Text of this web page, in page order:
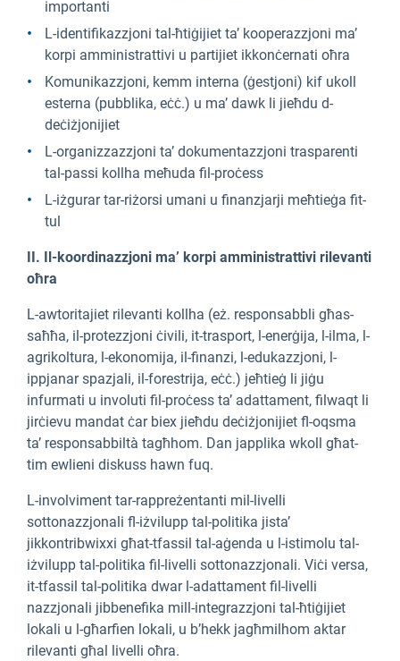
importanti
L-identifikazzjoni tal-ħtiġijiet ta’ kooperazzjoni ma’
korpi amministrattivi u partijiet ikkonċernati oħra
Komunikazzjoni, kemm interna (ġestjoni) kif ukoll
esterna (pubblika, eċċ.) u ma’ dawk li jieħdu d-
deċiżjonijiet
L-organizzazzjoni ta’ dokumentazzjoni trasparenti
tal-passi kollha meħuda fil-proċess
L-iżgurar tar-riżorsi umani u finanzjarji meħtieġa fit-
tul
II. Il-koordinazzjoni ma’ korpi amministrattivi rilevanti
oħra
L-awtoritajiet rilevanti kollha (eż. responsabbli għas-
saħħa, il-protezzjoni ċivili, it-trasport, l-enerġija, l-ilma, l-
agrikoltura, l-ekonomija, il-finanzi, l-edukazzjoni, l-
ippjanar spazjali, il-forestrija, eċċ.) jeħtieġ li jiġu
infurmati u involuti fil-proċess ta’ adattament, filwaqt li
jirċievu mandat ċar biex jieħdu deċiżjonijiet fl-oqsma
ta’ responsabbiltà tagħhom. Dan japplika wkoll għat-
tim ewlieni diskuss hawn fuq.
L-involviment tar-rappreżentanti mil-livelli
sottonazzjonali fl-iżvilupp tal-politika jista’
jikkontribwixxi għat-tfassil tal-aġenda u l-istimolu tal-
iżvilupp tal-politika fil-livelli sottonazzjonali. Viċi versa,
it-tfassil tal-politika dwar l-adattament fil-livelli
nazzjonali jibbenefika mill-integrazzjoni tal-ħtiġijiet
lokali u l-għarfien lokali, u b’hekk jagħmilhom aktar
rilevanti għal livelli oħra.